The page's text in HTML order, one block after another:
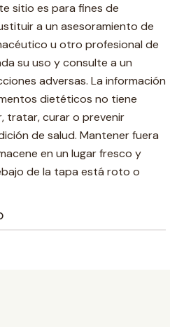
sitio es para fines de
a un asesoramiento de
u otro profesional de
su uso y consulte a un
adversas. La información
dietéticos no tiene
tratar, curar o prevenir
de salud. Mantener fuera
en un lugar fresco y
de la tapa está roto o